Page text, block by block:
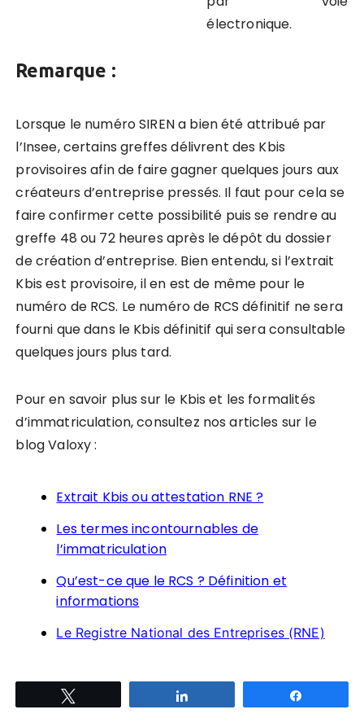
électronique.
Remarque :
Lorsque le numéro SIREN a bien été attribué par
l’Insee,certains greffes délivrent des Kbis
provisoires afin de faire gagner quelques jours aux
créateurs d’entreprise pressés. Il faut pour cela se
faire confirmer cette possibilité puis se rendre au
greffe 48 ou 72 heures après le dépôt du dossier
de création d’entreprise. Bien entendu, si l’extrait
Kbis est provisoire, il en est de même pour le
numéro de RCS. Le numéro de RCS définitif ne sera
fourni que dans le Kbis définitif qui sera consultable
quelques jours plus tard.
Pour en savoir plus sur le Kbis et les formalités
d’immatriculation, consultez nos articles sur le
blog Valoxy :
Extrait Kbis ou attestation RNE ?
Les termes incontournables de
l’immatriculation
Qu’est-ce que le RCS ? Définition et
informations
Le Registre National des Entreprises (RNE)